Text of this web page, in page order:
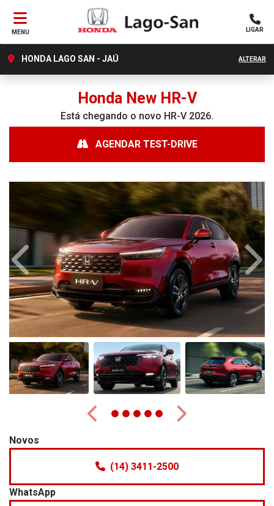
MENU LIGAR
HONDA LAGO SAN - JAÚ ALTERAR
HondaNew HR-V
Está chegando o novo HR-V 2026.
AGENDAR TEST-DRIVE
Anterior
Anterior
Próximo
Novos
(14) 3411-2500
WhatsApp